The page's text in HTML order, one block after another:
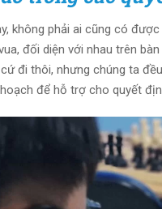
không phải ai cũng có
đối diện với nhau trên
đi thôi, nhưng chúng ta
để hỗ trợ cho quyết